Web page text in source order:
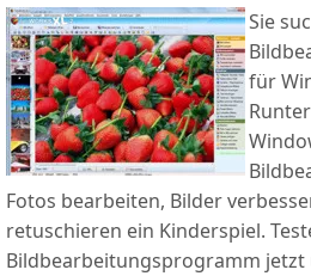
Sie
für
Fotos bearbeiten, Bilder
retuschieren ein Kinderspiel.
Bildbearbeitungsprogramm jetzt